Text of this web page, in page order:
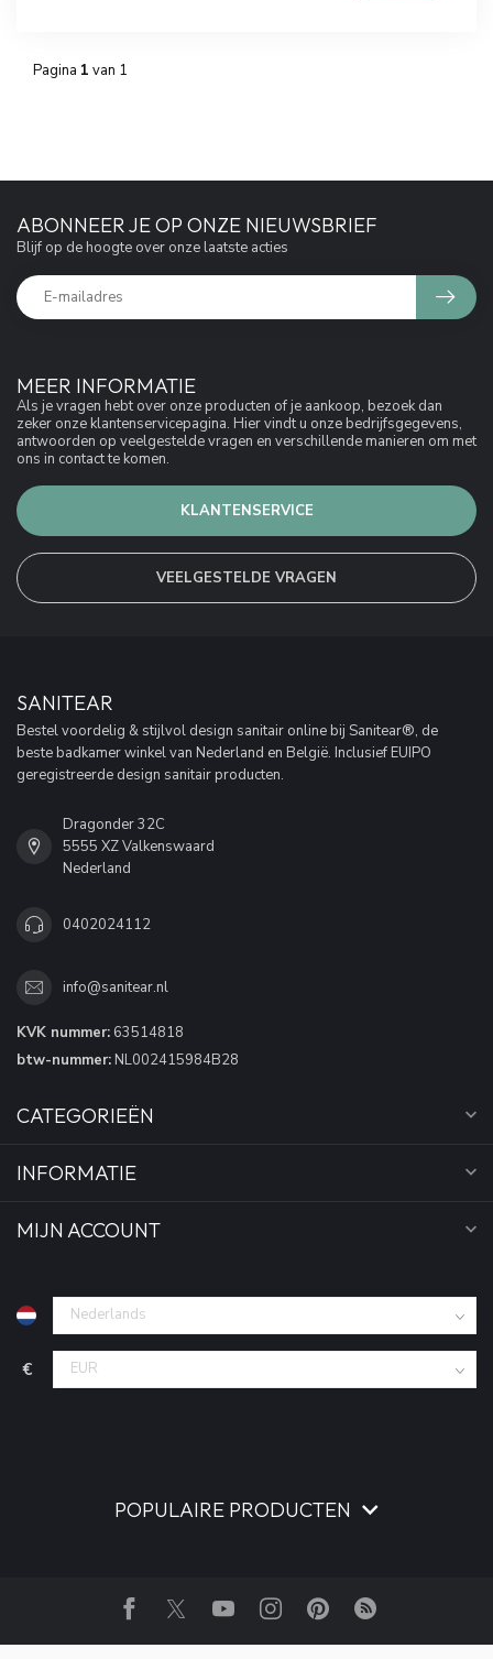
Pagina 1 van 1
MEER INFORMATIE
Als je vragen hebt over onze producten of je aankoop, bezoek dan
zeker onze klantenservicepagina. Hier vindt u onze bedrijfsgegevens,
antwoorden op veelgestelde vragen en verschillende manieren om met
ons in contact te komen.
KLANTENSERVICE
VEELGESTELDE VRAGEN
ABONNEER JE OP ONZE NIEUWSBRIEF
Blijf op de hoogte over onze laatste acties
SANITEAR
Bestel voordelig & stijlvol design sanitair online bij Sanitear®, de
beste badkamer winkel van Nederland en België. Inclusief EUIPO
geregistreerde design sanitair producten.
Dragonder 32C
5555 XZ Valkenswaard
Nederland
0402024112
info@sanitear.nl
KVK nummer: 63514818
btw-nummer: NL002415984B28
CATEGORIEËN
INFORMATIE
MIJN ACCOUNT
€
POPULAIRE PRODUCTEN